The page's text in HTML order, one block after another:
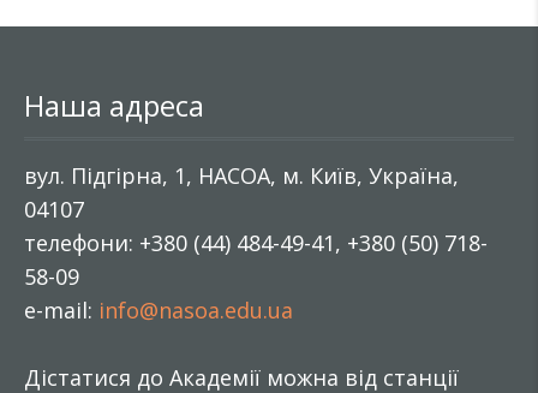
Наша адреса
вул. Підгірна, 1, НАСОА, м. Київ, Україна,
04107
телефони: +380 (44) 484-49-41, +380 (50) 718-
58-09
e-mail: info@nasoa.edu.ua
Дістатися до Академії можна від станції